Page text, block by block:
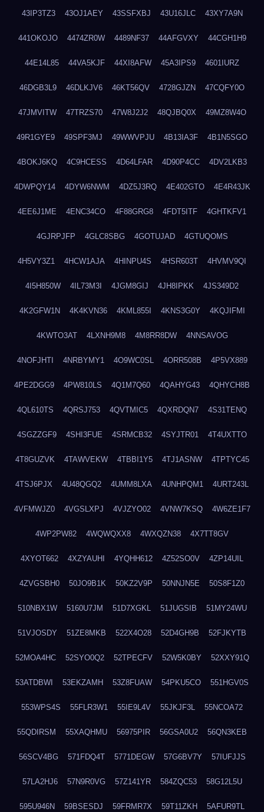
43IP3TZ3 43OJ1AEY 43SSFXBJ 43U16JLC 43XY7A9N
441OKOJO 4474ZR0W 4489NF37 44AFGVXY 44CGH1H9
44E14L85 44VA5KJF 44XI8AFW 45A3IPS9 4601IURZ
46DGB3L9 46DLKJV6 46KT56QV 4728GJZN 47CQFY0O
47JMVITW 47TRZS70 47W8J2J2 48QJBQ0X 49MZ8W4O
49R1GYE9 49SPF3MJ 49WWVPJU 4B13IA3F 4B1N5SGO
4BOKJ6KQ 4C9HCESS 4D64LFAR 4D90P4CC 4DV2LKB3
4DWPQY14 4DYW6NWM 4DZ5J3RQ 4E402GTO 4E4R43JK
4EE6J1ME 4ENC34CO 4F88GRG8 4FDT5ITF 4GHTKFV1
4GJRPJFP 4GLC8SBG 4GOTUJAD 4GTUQOMS
4H5VY3Z1 4HCW1AJA 4HINPU4S 4HSR603T 4HVMV9QI
4I5H850W 4IL73M3I 4JGM8GIJ 4JH8IPKK 4JS349D2
4K2GFW1N 4K4KVN36 4KML855I 4KNS3G0Y 4KQJIFMI
4KWTO3AT 4LXNH9M8 4M8RR8DW 4NNSAVOG
4NOFJHTI 4NRBYMY1 4O9WC0SL 4ORR508B 4P5VX889
4PE2DGG9 4PW810LS 4Q1M7Q60 4QAHYG43 4QHYCH8B
4QL610TS 4QRSJ753 4QVTMIC5 4QXRDQN7 4S31TENQ
4SGZZGF9 4SHI3FUE 4SRMCB32 4SYJTR01 4T4UXTTO
4T8GUZVK 4TAWVEKW 4TBBI1Y5 4TJ1ASNW 4TPTYC45
4TSJ6PJX 4U48QGQ2 4UMM8LXA 4UNHPQM1 4URT243L
4VFMWJZ0 4VGSLXPJ 4VJZYO02 4VNW7KSQ 4W6ZE1F7
4WP2PW82 4WQWQXX8 4WXQZN38 4X7TT8GV
4XYOT662 4XZYAUHI 4YQHH612 4Z52SO0V 4ZP14UIL
4ZVGSBH0 50JO9B1K 50KZ2V9P 50NNJN5E 50S8F1Z0
510NBX1W 5160U7JM 51D7XGKL 51JUGSIB 51MY24WU
51VJOSDY 51ZE8MKB 522X4O28 52D4GH9B 52FJKYTB
52MOA4HC 52SYO0Q2 52TPECFV 52W5K0BY 52XXY91Q
53ATDBWI 53EKZAMH 53Z8FUAW 54PKU5CO 551HGV0S
553WPS4S 55FLR3W1 55IE9L4V 55JKJF3L 55NCOA72
55QDIRSM 55XAQHMU 56975PIR 56GSA0U2 56QN3KEB
56SCV4BG 571FDQ4T 5771DEGW 57G6BV7Y 57IUFJJS
57LA2HJ6 57N9R0VG 57Z141YR 584ZQC53 58G12L5U
595U946N 59BSESDJ 59FRMR7X 59T11ZKH 5AFUR9TL